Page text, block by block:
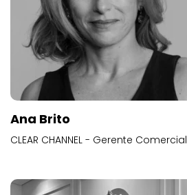
Ana Brito
CLEAR CHANNEL - Gerente Comercial